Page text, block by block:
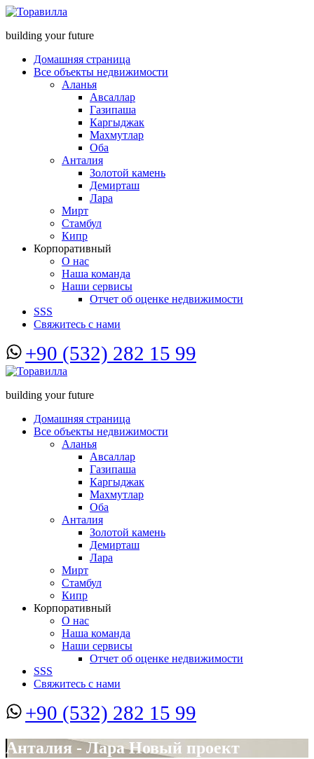
building your future
Домашняя страница
Все объекты недвижимости
Аланья
Авсаллар
Газипаша
Каргыджак
Махмутлар
Оба
Анталия
Золотой камень
Демирташ
Лара
Мирт
Стамбул
Кипр
Корпоративный
О нас
Наша команда
Наши сервисы
Отчет об оценке недвижимости
SSS
Свяжитесь с нами
+90 (532) 282 15 99
building your future
Домашняя страница
Все объекты недвижимости
Аланья
Авсаллар
Газипаша
Каргыджак
Махмутлар
Оба
Анталия
Золотой камень
Демирташ
Лара
Мирт
Стамбул
Кипр
Корпоративный
О нас
Наша команда
Наши сервисы
Отчет об оценке недвижимости
SSS
Свяжитесь с нами
+90 (532) 282 15 99
Анталия - Лара Новый проект